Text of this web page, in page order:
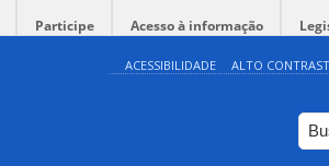
Participe Acesso à informação
ACESSIBILIDADE ALTO